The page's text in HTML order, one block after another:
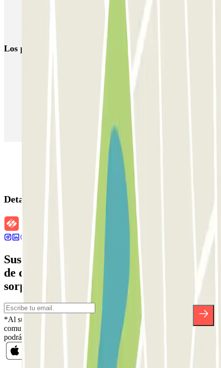
VALET - NEMO Science Museum VALET - Jodenbreestraat, 4
VALET - Stadsschouwburg Amsterdam
Los parkings más reservados
Parking en Barcelona
Parking en Aeropuerto Barcelona
Parking en Aeropuerto Madrid Barajas
Parking en Sants - Estación de Barcelona
Detalles de la reserva
Suscríbete a nuestra newsletter y entérate
de descuentos, sorteos y otras muchas
sorpresas.
*Al suscribirte aceptas nuestra Política de Privacidad para recibir
comunicaciones comerciales de Parclick. Sin ningún compromiso,
podrás darte de baja cuando quieras en la misma newsletter.